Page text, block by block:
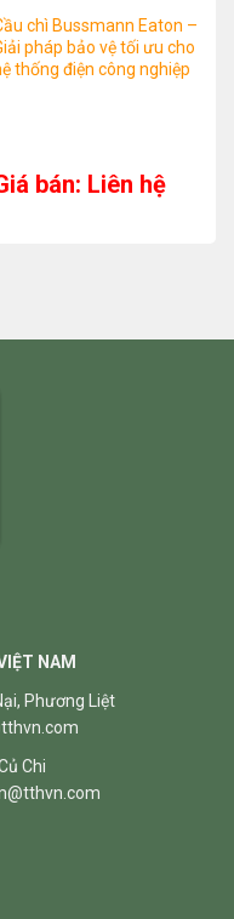
chì Bussmann Eaton –
pháp bảo vệ tối ưu cho
thống điện công nghiệp
bán: Liên hệ
NAM
Phương Liệt
Chi